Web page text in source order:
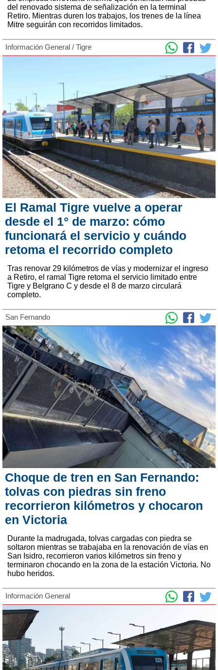
del renovado sistema de señalización en la terminal
Retiro. Mientras duren los trabajos, los trenes de la línea
Mitre seguirán con recorridos limitados.
Información General / Tigre
El Ramal Tigre vuelve a operar
desde el 1° de marzo: cómo
funcionará el servicio y cuándo
retoma el recorrido completo
Tras renovar 29 kilómetros de vías y modernizar el ingreso
a Retiro, el ramal Tigre retoma el servicio limitado entre
Tigre y Belgrano C y desde el 8 de marzo circulará
completo.
San Fernando
Choque de tren en San Fernando:
tolvas con piedras sin freno
recorrieron kilómetros y chocaron
en Victoria
Durante la madrugada, tolvas cargadas con piedra se
soltaron mientras se trabajaba en la renovación de vías en
San Isidro, recorrieron varios kilómetros sin freno y
terminaron chocando en la zona de la estación Victoria. No
hubo heridos.
Información General